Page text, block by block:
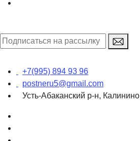
+7(995) 894 93 96
postneru5@gmail.com
Усть-Абаканский р-н, Калинино